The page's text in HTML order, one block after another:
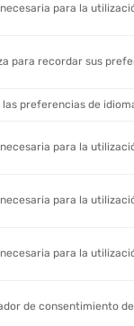
para la
para recordar sus
las preferencias de
para la
para la
para la
de consentimiento